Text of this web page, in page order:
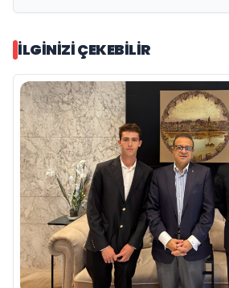
İLGINIZI ÇEKEBILIR